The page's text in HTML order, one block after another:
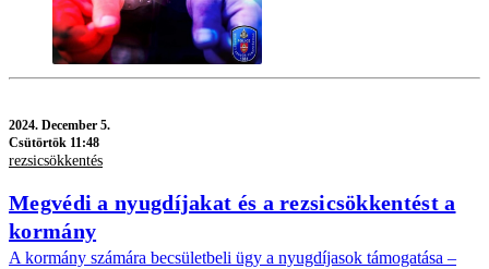
2024. December 5.
Csütörtök 11:48
rezsicsökkentés
Megvédi a nyugdíjakat és a rezsicsökkentést a
kormány
A kormány számára becsületbeli ügy a nyugdíjasok támogatása –